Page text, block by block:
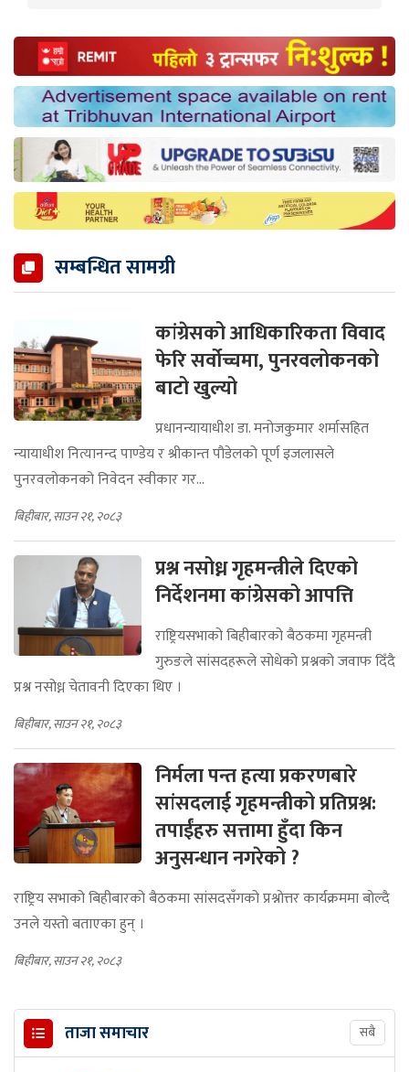
सम्बन्धित सामग्री
कांग्रेसको आधिकारिकता विवाद
फेरि सर्वोच्चमा, पुनरवलोकनको
बाटो खुल्यो
प्रधानन्यायाधीश डा. मनोजकुमार शर्मासहित
न्यायाधीश नित्यानन्द पाण्डेय र श्रीकान्त पौडेलको पूर्ण इजलासले
पुनरवलोकनको निवेदन स्वीकार गर...
बिहीबार, साउन २१, २०८३
प्रश्न नसोध्न गृहमन्त्रीले दिएको
निर्देशनमा कांग्रेसको आपत्ति
राष्ट्रियसभाको बिहीबारको बैठकमा गृहमन्त्री
गुरुङले सांसदहरूले सोधेको प्रश्नको जवाफ दिँदै
प्रश्न नसोध्न चेतावनी दिएका थिए ।
बिहीबार, साउन २१, २०८३
निर्मला पन्त हत्या प्रकरणबारे
सांसदलाई गृहमन्त्रीको प्रतिप्रश्न:
तपाईंहरु सत्तामा हुँदा किन
अनुसन्धान नगरेको ?
राष्ट्रिय सभाको बिहीबारको बैठकमा सांसदसँगको प्रश्नोत्तर कार्यक्रममा बोल्दै
उनले यस्तो बताएका हुन् ।
बिहीबार, साउन २१, २०८३
ताजा समाचार सबै